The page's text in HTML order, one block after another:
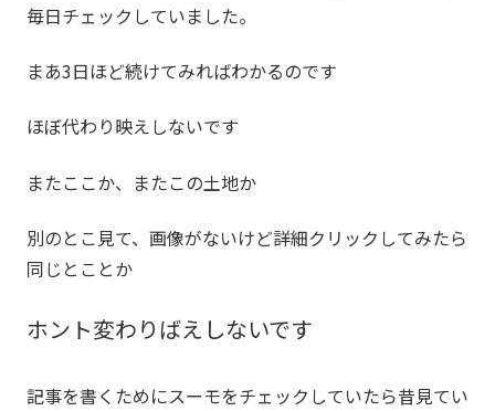
毎日チェックしていました。
まあ3日ほど続けてみればわかるのです
ほぼ代わり映えしないです
またここか、またこの土地か
別のとこ見て、画像がないけど詳細クリックしてみたら
同じとことか
ホント変わりばえしないです
記事を書くためにスーモをチェックしていたら昔見てい